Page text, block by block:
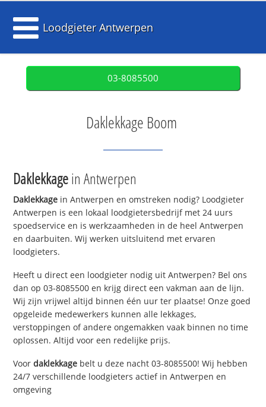
Loodgieter Antwerpen
03-8085500
Daklekkage Boom
Daklekkagein Antwerpen
Daklekkage in Antwerpen en omstreken nodig? Loodgieter
Antwerpen is een lokaal loodgietersbedrijf met 24 uurs
spoedservice en is werkzaamheden in de heel Antwerpen
en daarbuiten. Wij werken uitsluitend met ervaren
loodgieters.
Heeft u direct een loodgieter nodig uit Antwerpen? Bel ons
dan op 03-8085500 en krijg direct een vakman aan de lijn.
Wij zijn vrijwel altijd binnen één uur ter plaatse! Onze goed
opgeleide medewerkers kunnen alle lekkages,
verstoppingen of andere ongemakken vaak binnen no time
oplossen. Altijd voor een redelijke prijs.
Voordaklekkage belt u deze nacht 03-8085500! Wij hebben
24/7 verschillende loodgieters actief in Antwerpen en
omgeving